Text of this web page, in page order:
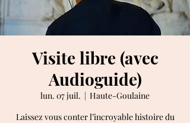
Visite libre (avec
Audioguide)
lun. 07 juil.
  |
Haute-Goulaine
Laissez vous conter l’incroyable histoire du